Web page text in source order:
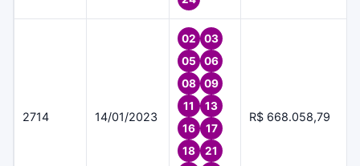
2714 14/01/2023
02
03
05
06
08
09
11
13
16
17
18
21
R$ 668.058,79